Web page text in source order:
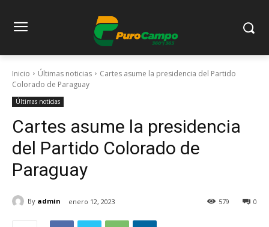
Inicio Últimas noticias
Cartes asume la presidencia del Partido
Colorado de Paraguay
Últimas noticias
Cartes asume la presidencia
del Partido Colorado de
Paraguay
By admin enero 12, 2023 0
579